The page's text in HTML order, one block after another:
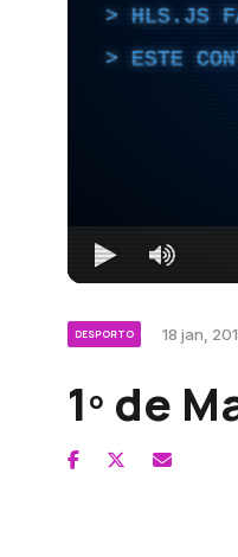
HLS.JS
ESTE
DESPORTO 18 jan,
1º de